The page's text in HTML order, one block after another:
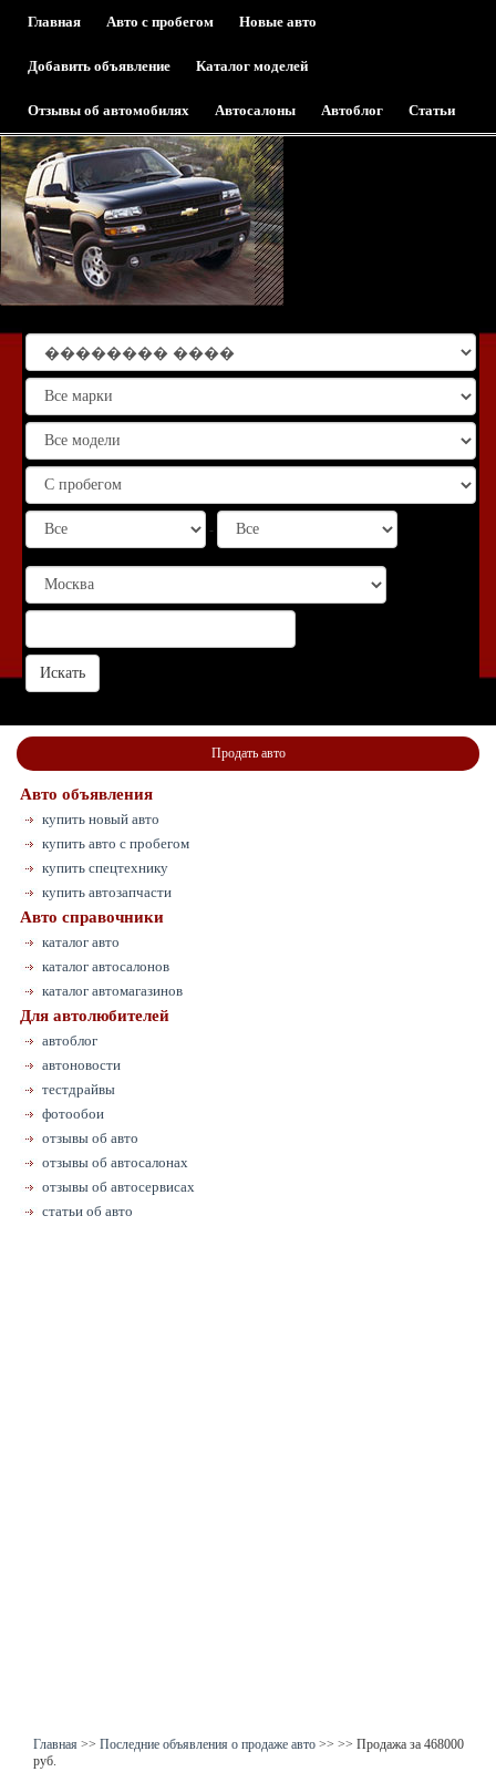
Главная Авто с пробегом Новые авто
Добавить объявление Каталог моделей
Отзывы об автомобилях Автосалоны Автоблог Статьи
-
Продать авто
Авто объявления
купить новый авто
купить авто с пробегом
купить спецтехнику
купить автозапчасти
Авто справочники
каталог авто
каталог автосалонов
каталог автомагазинов
Для автолюбителей
автоблог
автоновости
тестдрайвы
фотообои
отзывы об авто
отзывы об автосалонах
отзывы об автосервисах
статьи об авто
Главная >> Последние объявления о продаже авто >> >> Продажа за 468000
руб.